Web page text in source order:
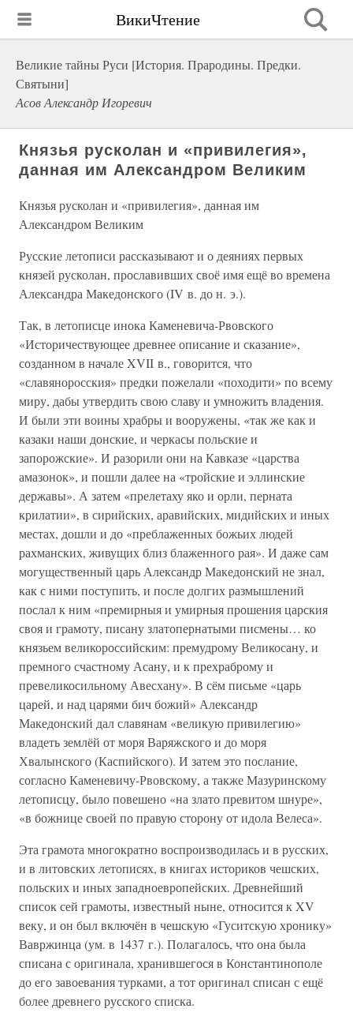
ВикиЧтение
Великие тайны Руси [История. Прародины. Предки.
Святыни]
Асов Александр Игоревич
Князья русколан и «привилегия»,
данная им Александром Великим
Князья русколан и «привилегия», данная им
Александром Великим
Русские летописи рассказывают и о деяниях первых
князей русколан, прославивших своё имя ещё во времена
Александра Македонского (IV в. до н. э.).
Так, в летописце инока Каменевича-Рвовского
«Историчествующее древнее описание и сказание»,
созданном в начале XVII в., говорится, что
«славяноросския» предки пожелали «походити» по всему
миру, дабы утвердить свою славу и умножить владения.
И были эти воины храбры и вооружены, «так же как и
казаки наши донские, и черкасы польские и
запорожские». И разорили они на Кавказе «царства
амазонок», и пошли далее на «тройские и эллинские
державы». А затем «прелетаху яко и орли, перната
крилатии», в сирийских, аравийских, мидийских и иных
местах, дошли и до «преблаженных божьих людей
рахманских, живущих близ блаженного рая». И даже сам
могущественный царь Александр Македонский не знал,
как с ними поступить, и после долгих размышлений
послал к ним «премирныя и умирныя прошения царския
своя и грамоту, писану златопернатыми писмены… ко
князьем великороссийским: премудрому Великосану, и
премного счастному Асану, и к прехраброму и
превеликосильному Авесхану». В сём письме «царь
царей, и над царями бич божий» Александр
Македонский дал славянам «великую привилегию»
владеть землёй от моря Варяжского и до моря
Хвалынского (Каспийского). И затем это послание,
согласно Каменевичу-Рвовскому, а также Мазуринскому
летописцу, было повешено «на злато превитом шнуре»,
«в божнице своей по правую сторону от идола Велеса».
Эта грамота многократно воспроизводилась и в русских,
и в литовских летописях, в книгах историков чешских,
польских и иных западноевропейских. Древнейший
список сей грамоты, известный ныне, относится к XV
веку, и он был включён в чешскую «Гуситскую хронику»
Вавржинца (ум. в 1437 г.). Полагалось, что она была
списана с оригинала, хранившегося в Константинополе
до его завоевания турками, а тот оригинал списан с ещё
более древнего русского списка.